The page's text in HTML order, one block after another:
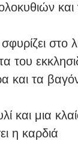
και
στο
του
και τα
και μια
η καρδιά